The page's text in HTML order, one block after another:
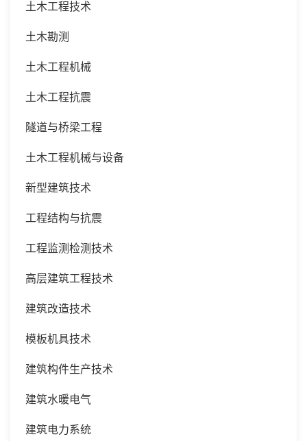
土木工程技术
土木勘测
土木工程机械
土木工程抗震
隧道与桥梁工程
土木工程机械与设备
新型建筑技术
工程结构与抗震
工程监测检测技术
高层建筑工程技术
建筑改造技术
模板机具技术
建筑构件生产技术
建筑水暖电气
建筑电力系统